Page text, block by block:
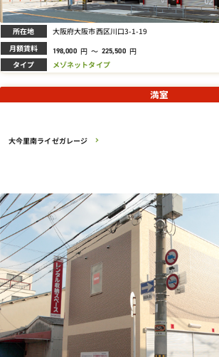
所在地 大阪府大阪市西区川口3-1-19
月額賃料 198,000 円 ～ 225,500 円
タイプ メゾネットタイプ
大今里南ライゼガレージ
満室